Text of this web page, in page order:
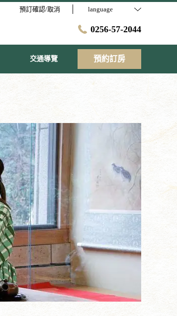
預訂確認/取消 language
0256-57-2044
交通導覽 預約訂房